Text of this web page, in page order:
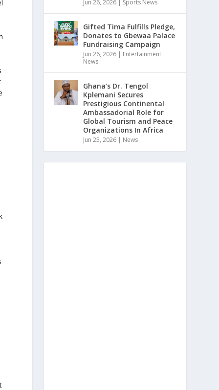
Jun 26, 2026 | Sports News
Gifted Tima Fulfills Pledge,
Donates to Gbewaa Palace
Fundraising Campaign
Jun 26, 2026 | Entertainment
News
Ghana’s Dr. Tengol
Kplemani Secures
Prestigious Continental
Ambassadorial Role for
Global Tourism and Peace
Organizations In Africa
Jun 25, 2026 | News